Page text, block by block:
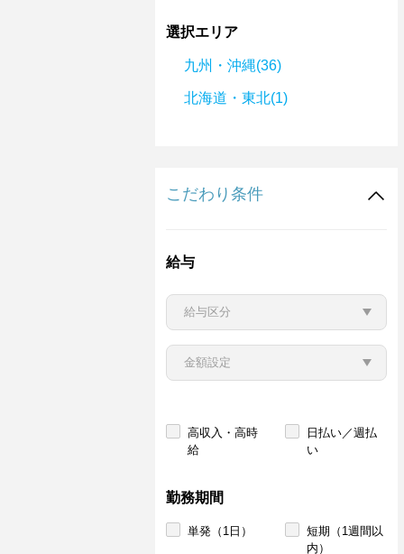
選択エリア
九州・沖縄(36)
北海道・東北(1)
こだわり条件
給与
高収入・高時
給
日払い／週払
い
勤務期間
単発（1日）
短期（1週間以
内）